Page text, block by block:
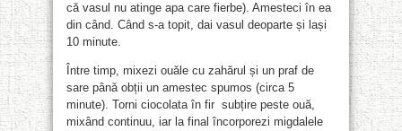
că vasul nu atinge apa care fierbe). Amesteci în ea
din când. Când s-a topit, dai vasul deoparte și lași
10 minute.
Între timp, mixezi ouăle cu zahărul și un praf de
sare până obții un amestec spumos (circa 5
minute). Torni ciocolata în fir subțire peste ouă,
mixând continuu, iar la final încorporezi migdalele